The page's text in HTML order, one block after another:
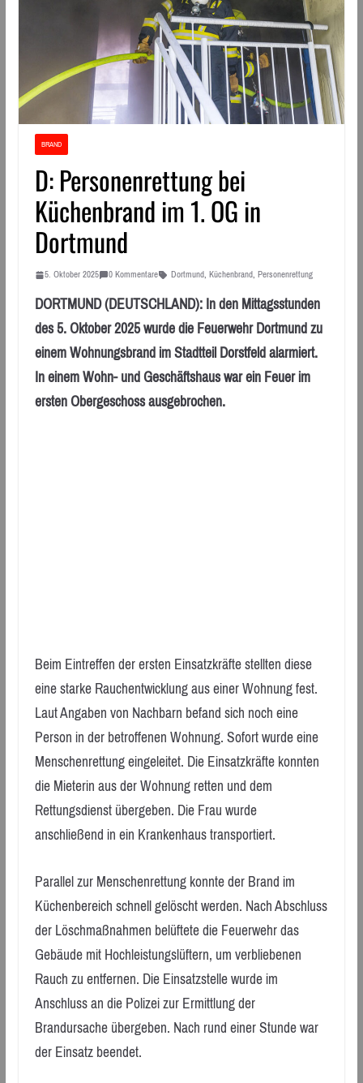
BRAND
D: Personenrettung bei
Küchenbrand im 1. OG in
Dortmund
5. Oktober 2025 0 Kommentare Dortmund, Küchenbrand, Personenrettung
DORTMUND (DEUTSCHLAND): In den Mittagsstunden
des 5. Oktober 2025 wurde die Feuerwehr Dortmund zu
einem Wohnungsbrand im Stadtteil Dorstfeld alarmiert.
In einem Wohn- und Geschäftshaus war ein Feuer im
ersten Obergeschoss ausgebrochen.
Beim Eintreffen der ersten Einsatzkräfte stellten diese
eine starke Rauchentwicklung aus einer Wohnung fest.
Laut Angaben von Nachbarn befand sich noch eine
Person in der betroffenen Wohnung. Sofort wurde eine
Menschenrettung eingeleitet. Die Einsatzkräfte konnten
die Mieterin aus der Wohnung retten und dem
Rettungsdienst übergeben. Die Frau wurde
anschließend in ein Krankenhaus transportiert.
Parallel zur Menschenrettung konnte der Brand im
Küchenbereich schnell gelöscht werden. Nach Abschluss
der Löschmaßnahmen belüftete die Feuerwehr das
Gebäude mit Hochleistungslüftern, um verbliebenen
Rauch zu entfernen. Die Einsatzstelle wurde im
Anschluss an die Polizei zur Ermittlung der
Brandursache übergeben. Nach rund einer Stunde war
der Einsatz beendet.